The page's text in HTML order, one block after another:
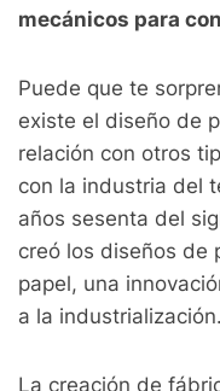
mecánicos para
Puede que te
existe el diseño de
relación con otros
con la industria del
años sesenta del
creó los diseños de
papel, una
a la industrialización.
La creación de